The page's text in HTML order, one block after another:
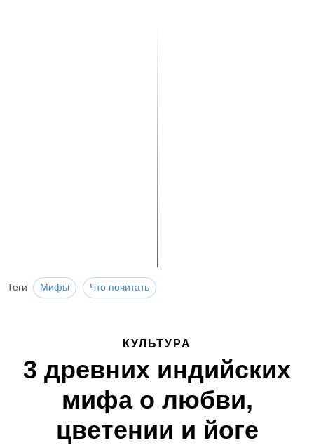
Теги Мифы Что почитать
КУЛЬТУРА
3 древних индийских
мифа о любви,
цветении и йоге